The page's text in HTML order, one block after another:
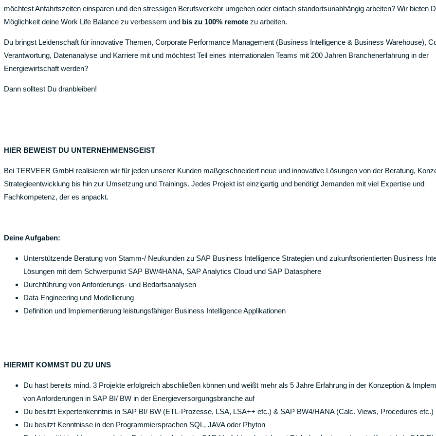
möchtest Anfahrtszeiten einsparen und den stressigen Berufsverkehr umgehen oder einfach standortsunabhängig arbeiten? Wir bieten
Möglichkeit deine Work Life Balance zu verbessern und bis zu 100% remote zu arbeiten.
Du bringst Leidenschaft für innovative Themen, Corporate Performance Management (Business Intelligence & Business Warehouse),
Verantwortung, Datenanalyse und Karriere mit und möchtest Teil eines internationalen Teams mit 200 Jahren Branchenerfahrung in der
Energiewirtschaft werden?
Dann solltest Du dranbleiben!
HIER BEWEIST DU UNTERNEHMENSGEIST
Bei TERVEER GmbH realisieren wir für jeden unserer Kunden maßgeschneidert neue und innovative Lösungen von der Beratung,
Strategieentwicklung bis hin zur Umsetzung und Trainings. Jedes Projekt ist einzigartig und benötigt Jemanden mit viel Expertise und
Fachkompetenz, der es anpackt.
Deine Aufgaben:
Unterstützende Beratung von Stamm-/ Neukunden zu SAP Business Intelligence Strategien und zukunftsorientierten Business
Lösungen mit dem Schwerpunkt SAP BW/4HANA, SAP Analytics Cloud und SAP Datasphere
Durchführung von Anforderungs- und Bedarfsanalysen
Data Engineering und Modellierung
Definition und Implementierung leistungsfähiger Business Intelligence Applikationen
HIERMIT KOMMST DU ZU UNS
Du hast bereits mind. 3 Projekte erfolgreich abschließen können und weißt mehr als 5 Jahre Erfahrung in der Konzeption &
von Anforderungen in SAP BI/ BW in der Energieversorgungsbranche auf
Du besitzt Expertenkenntnis in SAP BI/ BW (ETL-Prozesse, LSA, LSA++ etc.) & SAP BW4/HANA (Calc. Views, Procedures etc.)
Du besitzt Kenntnisse in den Programmiersprachen SQL, JAVA oder Phyton